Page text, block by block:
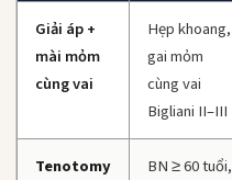
Giải áp +
mài mỏm
cùng vai
Hẹp khoang,
gai mỏm
cùng vai
Bigliani II–III
Tenotomy
BN ≥ 60 tuổi,